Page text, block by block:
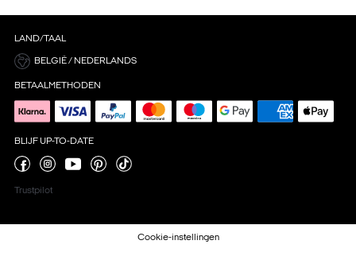
LAND/TAAL
BELGIË / NEDERLANDS
BETAALMETHODEN
BLIJF UP-TO-DATE
Trustpilot
Cookie-instellingen